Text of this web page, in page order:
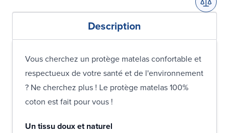
Description
Vous cherchez un protège matelas confortable et
respectueux de votre santé et de l'environnement
? Ne cherchez plus ! Le protège matelas 100%
coton est fait pour vous !
Un tissu doux et naturel